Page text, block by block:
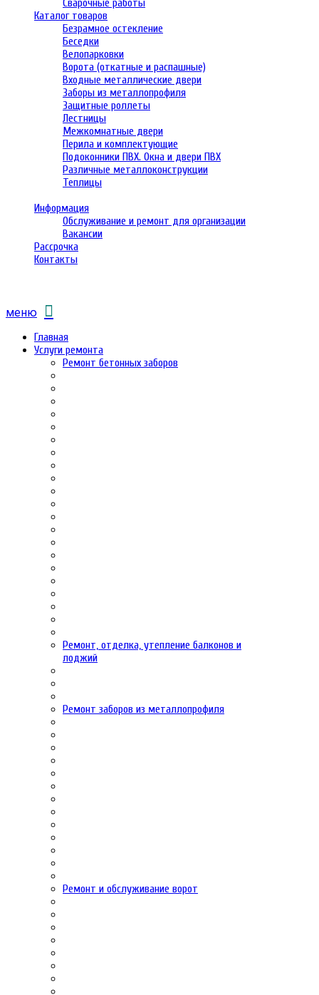
Сварочные работы
Каталог товаров
Безрамное остекление
Беседки
Велопарковки
Ворота (откатные и распашные)
Входные металлические двери
Заборы из металлопрофиля
Защитные роллеты
Лестницы
Межкомнатные двери
Перила и комплектующие
Подоконники ПВХ. Окна и двери ПВХ
Различные металлоконструкции
Теплицы
Информация
Обслуживание и ремонт для организации
Вакансии
Рассрочка
Контакты
меню
Главная
Услуги ремонта
Ремонт бетонных заборов
Ремонт, отделка, утепление балконов и
лоджий
Ремонт заборов из металлопрофиля
Ремонт и обслуживание ворот